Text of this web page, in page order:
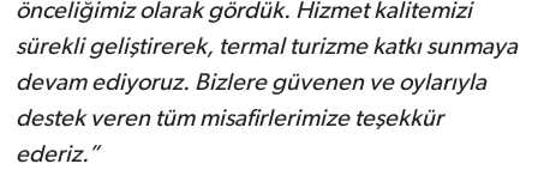
önceliğimiz olarak gördük. Hizmet kalitemizi
sürekli geliştirerek, termal turizme katkı sunmaya
devam ediyoruz. Bizlere güvenen ve oylarıyla
destek veren tüm misafirlerimize teşekkür
ederiz.”